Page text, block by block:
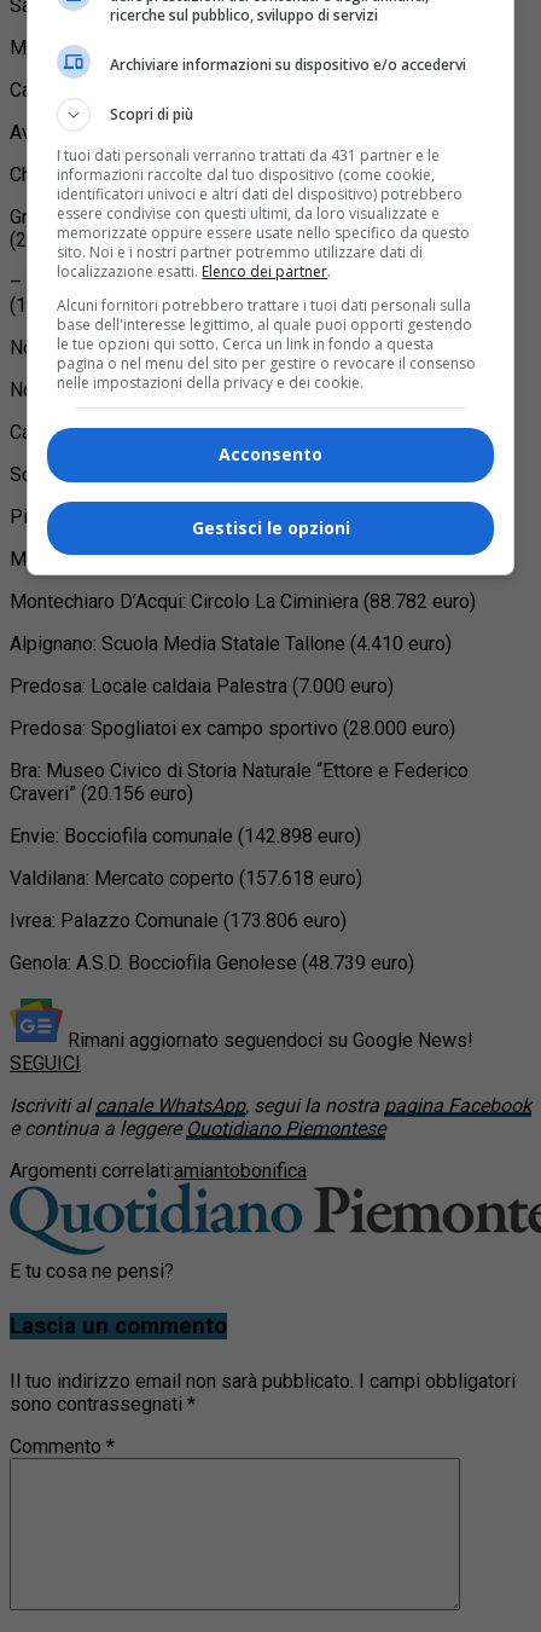
Sanfrè: Palestra plesso scolastico comunale (35.000 euro)
Mondovì: Scuola media Anna Frank (112.000 euro)
Carignano: Impianto sportivo Garavella (217.000 euro)
Avigliana: Edificio polivalente “La Fabrica”(250.000 euro)
Chieri: Scuola primaria N.S. della Scala (15.000 euro)
Grugliasco: Scuola Secondaria di 1° Grado “Carlo Levi”
(250.000 euro)
– Alessandria: Scuola secondaria di I grado “P. Straneo”
(123.000 euro)
Novara: Scuola primaria Coppino (45.341 euro)
Novara: Scuola Infanzia Sabin (99.829 euro)
Canelli: Cabina elettrica comunale (10.000 euro)
Scalenghe: Scuola Media comunale (8.800 euro)
Pinerolo: Scuola infanzia/primaria Riva (151.186 euro)
Molare: Bocciofila comunale (60.325 euro)
Montechiaro D’Acqui: Circolo La Ciminiera (88.782 euro)
Alpignano: Scuola Media Statale Tallone (4.410 euro)
Predosa: Locale caldaia Palestra (7.000 euro)
Predosa: Spogliatoi ex campo sportivo (28.000 euro)
Bra: Museo Civico di Storia Naturale “Ettore e Federico
Craveri” (20.156 euro)
Envie: Bocciofila comunale (142.898 euro)
Valdilana: Mercato coperto (157.618 euro)
Ivrea: Palazzo Comunale (173.806 euro)
Genola: A.S.D. Bocciofila Genolese (48.739 euro)
Rimani aggiornato seguendoci su Google News!
SEGUICI
Iscriviti alcanale WhatsApp, segui la nostra pagina Facebook
e continua a leggere Quotidiano Piemontese
Argomenti correlati:amiantobonifica
E tu cosa ne pensi?
Lascia un commento
Il tuo indirizzo email non sarà pubblicato. I campi obbligatori
sono contrassegnati *
Commento *
ricerche sul pubblico, sviluppo di servizi
Archiviare informazioni su dispositivo e/o accedervi
Scopri di più
I tuoi dati personali verranno trattati da 431 partner e le
informazioni raccolte dal tuo dispositivo (come cookie,
identificatori univoci e altri dati del dispositivo) potrebbero
essere condivise con questi ultimi, da loro visualizzate e
memorizzate oppure essere usate nello specifico da questo
sito. Noi e i nostri partner potremmo utilizzare dati di
localizzazione esatti. Elenco dei partner.
Alcuni fornitori potrebbero trattare i tuoi dati personali sulla
base dell'interesse legittimo, al quale puoi opporti gestendo
le tue opzioni qui sotto. Cerca un link in fondo a questa
pagina o nel menu del sito per gestire o revocare il consenso
nelle impostazioni della privacy e dei cookie.
Acconsento
Gestisci le opzioni